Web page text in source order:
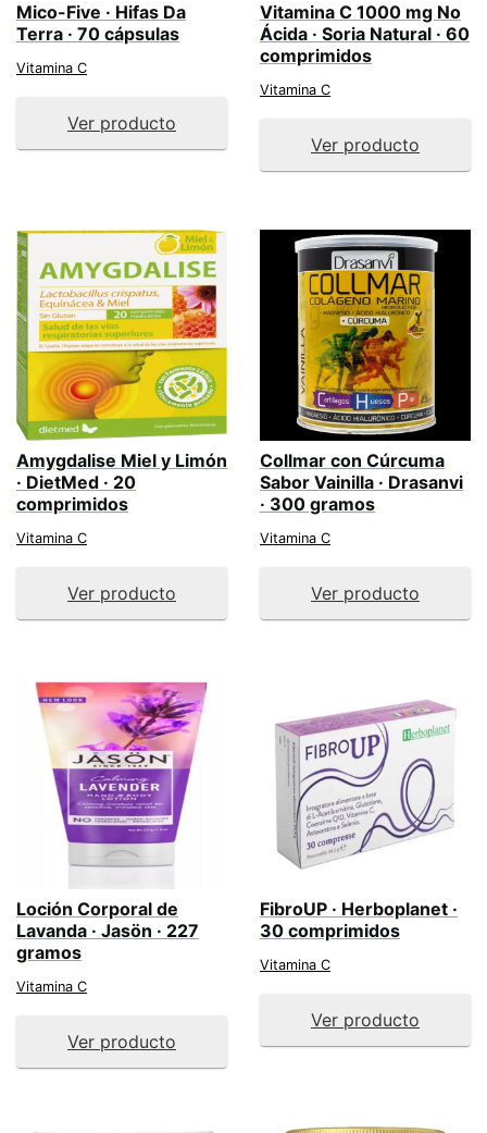
Mico-Five · Hifas Da
Terra · 70 cápsulas
Vitamina C
Ver producto
Vitamina C 1000 mg No
Ácida · Soria Natural · 60
comprimidos
Vitamina C
Ver producto
Amygdalise Miel y Limón
· DietMed · 20
comprimidos
Vitamina C
Ver producto
Collmar con Cúrcuma
Sabor Vainilla · Drasanvi
· 300 gramos
Vitamina C
Ver producto
Loción Corporal de
Lavanda · Jasön · 227
gramos
Vitamina C
Ver producto
FibroUP · Herboplanet ·
30 comprimidos
Vitamina C
Ver producto